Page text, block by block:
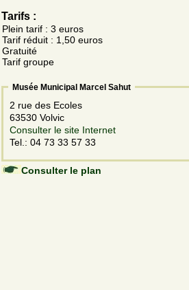
Tarifs :
Plein tarif : 3 euros
Tarif réduit : 1,50 euros
Gratuité
Tarif groupe
Musée Municipal Marcel Sahut
2 rue des Ecoles
63530 Volvic
Consulter le site Internet
Tel.: 04 73 33 57 33
Consulter le plan